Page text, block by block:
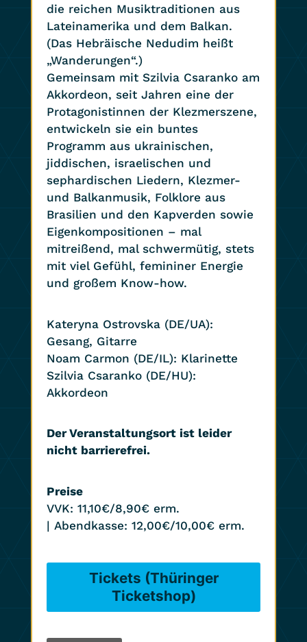
die reichen Musiktraditionen aus
Lateinamerika und dem Balkan.
(Das Hebräische Nedudim heißt
„Wanderungen“.)
Gemeinsam mit Szilvia Csaranko am
Akkordeon, seit Jahren eine der
Protagonistinnen der Klezmerszene,
entwickeln sie ein buntes
Programm aus ukrainischen,
jiddischen, israelischen und
sephardischen Liedern, Klezmer-
und Balkanmusik, Folklore aus
Brasilien und den Kapverden sowie
Eigenkompositionen – mal
mitreißend, mal schwermütig, stets
mit viel Gefühl, femininer Energie
und großem Know-how.
Kateryna Ostrovska (DE/UA):
Gesang, Gitarre
Noam Carmon (DE/IL): Klarinette
Szilvia Csaranko (DE/HU):
Akkordeon
Der Veranstaltungsort ist leider
nicht barrierefrei.
Preise
VVK: 11,10€/8,90€ erm.
| Abendkasse: 12,00€/10,00€ erm.
Tickets (Thüringer
Ticketshop)